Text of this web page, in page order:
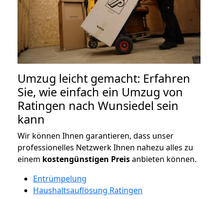
Umzug leicht gemacht: Erfahren
Sie, wie einfach ein Umzug von
Ratingen nach Wunsiedel sein
kann
Wir können Ihnen garantieren, dass unser
professionelles Netzwerk Ihnen nahezu alles zu
einem kostengünstigen Preisanbieten können.
Entrümpelung
Haushaltsauflösung Ratingen